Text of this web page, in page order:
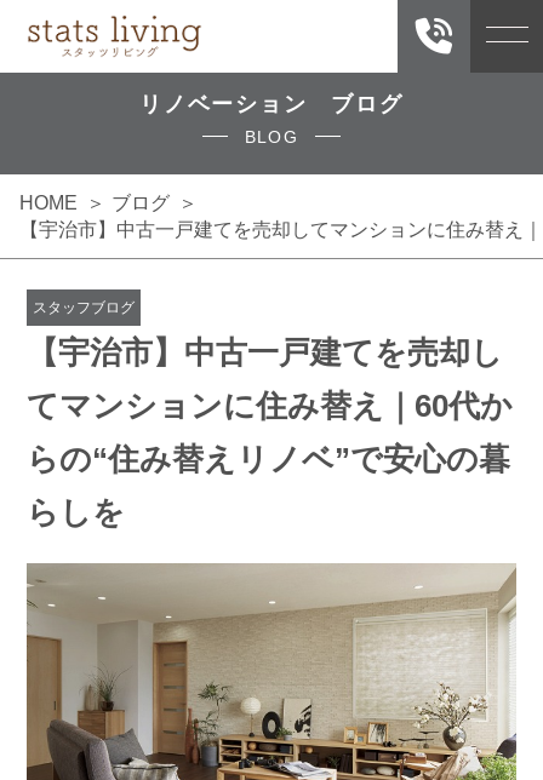
リノベーション ブログ
BLOG
HOME
ブログ
【宇治市】中古一戸建てを売却してマンションに住み替え
スタッフブログ
【宇治市】中古一戸建てを売却し
てマンションに住み替え｜60代か
らの“住み替えリノベ”で安心の暮
らしを